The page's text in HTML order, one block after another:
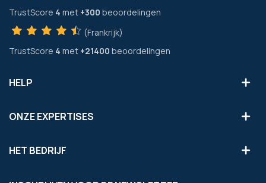
TrustScore 4 met +300 beoordelingen
(Frankrijk)
TrustScore 4 met +21400 beoordelingen
HELP
ONZE EXPERTISES
HET BEDRIJF